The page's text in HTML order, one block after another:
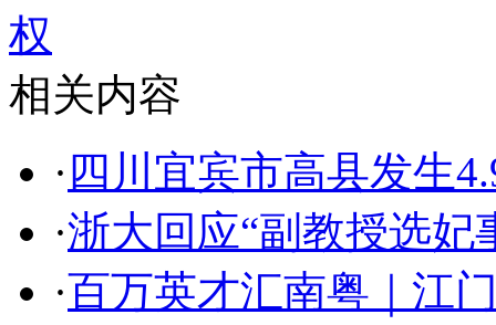
权
相关内容
· 四川宜宾市高县发生
·浙大回应“副教授选妃
·百万英才汇南粤｜江